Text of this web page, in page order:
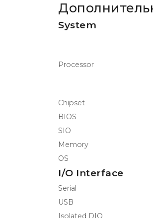
System
Processor
Chipset
BIOS
SIO
Memory
OS
I/O Interface
Serial
USB
Isolated DIO